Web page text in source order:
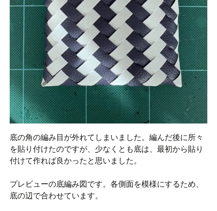
底の角の編み目が外れてしまいました。編んだ後に所々
を貼り付けたのですが、少なくとも底は、最初から貼り
付けて作れば良かったと思いました。
プレビューの底編み図です。各側面を模様にするため、
底の辺で合わせています。